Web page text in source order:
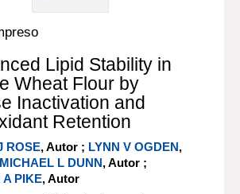
Lipid Stability in
Wheat Flour by
Inactivation and
Retention
ROSE, Autor ; LYNN V OGDEN,
MICHAEL L DUNN, Autor ;
A PIKE, Autor